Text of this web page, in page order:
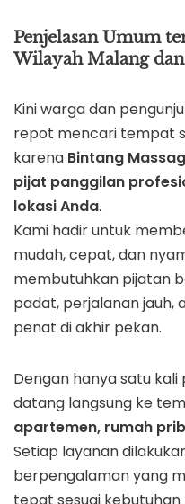
Penjelasan Umum
Wilayah Malang
Kini warga dan
repot mencari tempat
karena Bintang
pijat panggilan
lokasi Anda.
Kami hadir untuk
mudah, cepat, dan
membutuhkan pijatan
padat, perjalanan jauh,
penat di akhir pekan.
Dengan hanya satu
datang langsung ke
apartemen, rumah
Setiap layanan
berpengalaman yang